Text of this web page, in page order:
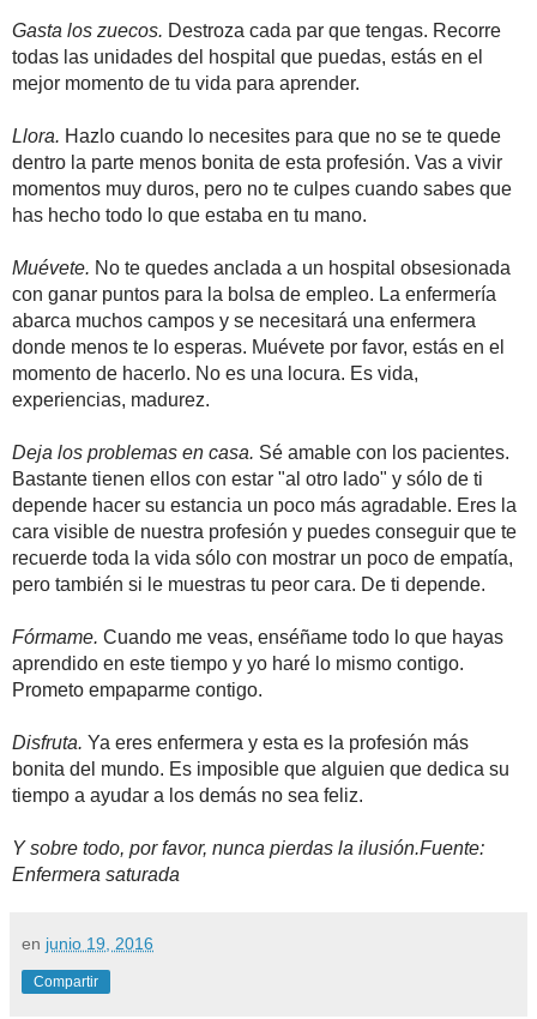
Gasta los zuecos. Destroza cada par que tengas. Recorre
todas las unidades del hospital que puedas, estás en el
mejor momento de tu vida para aprender.
Llora. Hazlo cuando lo necesites para que no se te quede
dentro la parte menos bonita de esta profesión. Vas a vivir
momentos muy duros, pero no te culpes cuando sabes que
has hecho todo lo que estaba en tu mano.
Muévete. No te quedes anclada a un hospital obsesionada
con ganar puntos para la bolsa de empleo. La enfermería
abarca muchos campos y se necesitará una enfermera
donde menos te lo esperas. Muévete por favor, estás en el
momento de hacerlo. No es una locura. Es vida,
experiencias, madurez.
Deja los problemas en casa. Sé amable con los pacientes.
Bastante tienen ellos con estar "al otro lado" y sólo de ti
depende hacer su estancia un poco más agradable. Eres la
cara visible de nuestra profesión y puedes conseguir que te
recuerde toda la vida sólo con mostrar un poco de empatía,
pero también si le muestras tu peor cara. De ti depende.
Fórmame. Cuando me veas, enséñame todo lo que hayas
aprendido en este tiempo y yo haré lo mismo contigo.
Prometo empaparme contigo.
Disfruta. Ya eres enfermera y esta es la profesión más
bonita del mundo. Es imposible que alguien que dedica su
tiempo a ayudar a los demás no sea feliz.
Y sobre todo, por favor, nunca pierdas la ilusión.Fuente:
Enfermera saturada
en junio 19, 2016
Compartir